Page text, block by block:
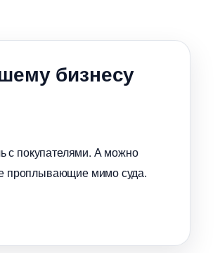
бизнесу
с покупателями. А можно
проплывающие мимо суда.